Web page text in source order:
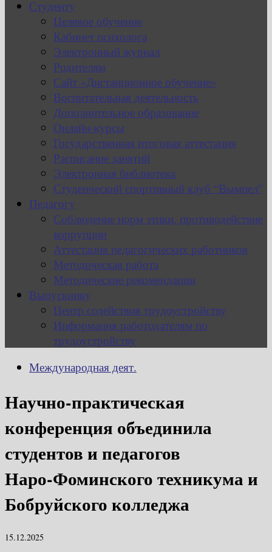
Студенту
Целевое обучение
Кабинет психолога
Электронный журнал
Родителям
Сайт «Дистанционное обучение»
Воспитательная деятельность
Дополнительное образование
Онлайн-курсы
Государственная итоговая аттестация
Расписание занятий
Электронная библиотека
Студенческий спортивный клуб “Вымпел”
Педагогу
Соблюдение норм этики, противодействие
коррупции
Аттестация педагогических работников
Методическая работа
Методические рекомендации
Выпускнику
Центр содействия трудоустройству
Информация работодателям по
трудоустройству
Международная деят.
Научно‑практическая
конференция объединила
студентов и педагогов
Наро‑Фоминского техникума и
Бобруйского колледжа
15.12.2025